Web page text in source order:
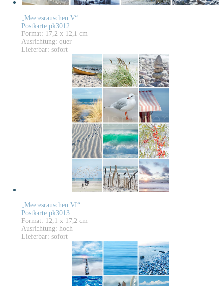
„Meeresrauschen V“
Postkarte pk3012
Format: 17,2 x 12,1 cm
Ausrichtung: quer
Lieferbar: sofort
„Meeresrauschen VI“
Postkarte pk3013
Format: 12,1 x 17,2 cm
Ausrichtung: hoch
Lieferbar: sofort